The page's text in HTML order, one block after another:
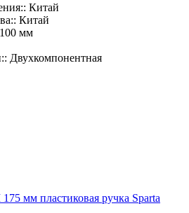
Китай
Китай
мм
Двухкомпонентная